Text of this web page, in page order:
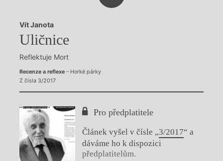
Rozhovory
Dokument
Výroční ceny
Vít Janota
Uličnice
Reflektuje Mort
Recenze a reflexe– Horké párky
Z čísla 3/2017
Pro předplatitele
Článek vyšel v čísle „3/2017“ a
dáváme ho k dispozici
předplatitelům.